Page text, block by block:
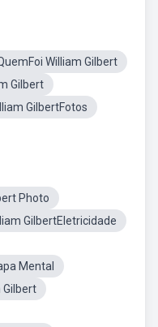
William Gilbert
Gilbert
GilbertFotos
Photo
GilbertEletricidade
Mental
Gilbert